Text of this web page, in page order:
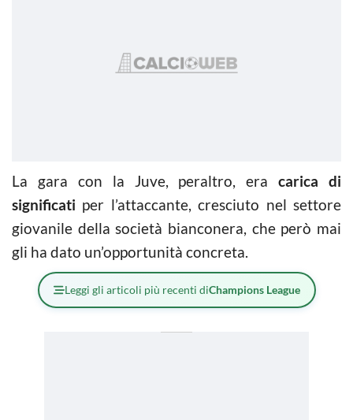
La gara con la Juve, peraltro, eracarica di
significati per l’attaccante, cresciuto nel settore
giovanile della società bianconera, che però mai
gli ha dato un’opportunità concreta.
Leggi gli articoli più recenti diChampions League